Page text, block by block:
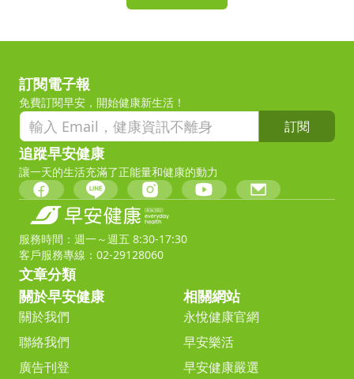
訂閱電子報
免費訂閱早安，開始健康新生活！
訂閱
追蹤早安健康
讓一天的生活充滿了正能量和健康的動力
服務時間：週一～週五 8:30-17:30
客戶服務專線：02-29128060
文章分類
關於早安健康
關於我們
聯絡我們
廣告刊登
相關網站
永悅健康官網
早安樂活
早安健康嚴選